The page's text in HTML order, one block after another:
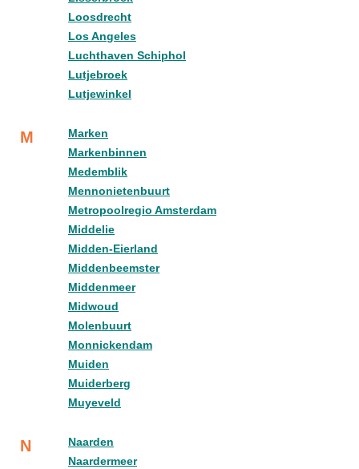
Loosdrecht
Los Angeles
Luchthaven Schiphol
Lutjebroek
Lutjewinkel
M
Marken
Markenbinnen
Medemblik
Mennonietenbuurt
Metropoolregio Amsterdam
Middelie
Midden-Eierland
Middenbeemster
Middenmeer
Midwoud
Molenbuurt
Monnickendam
Muiden
Muiderberg
Muyeveld
N
Naarden
Naardermeer